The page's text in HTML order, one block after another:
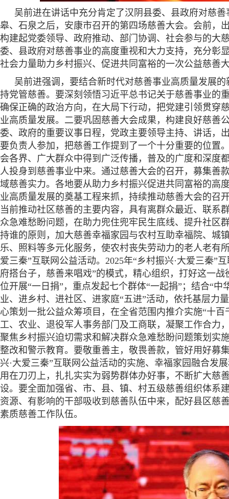
吴前进在讲话中充分肯定了汉阴县委、县政府对慈
皋、石泉之后，安康市召开的第四场慈善大会。会前，
构建起党委领导、政府推动、部门协调、社会参与的大
委、县政府对慈善事业的高度重视和大力支持，充分彰
社会力量助力乡村振兴、促进共同富裕的一次公益慈善
吴前进强调，要结合新时代对慈善事业高质量发展
持党管慈善。要深刻领悟习近平总书记关于慈善事业的
确保正确的政治方向，在大局下行动，把党建引领贯穿
业高质量发展。二要巩固慈善大会成果，构建良好慈善
委、政府的重要议事日程，党政主要领导主持、讲话，
要负责人参加，把慈善工作提到了一个十分重要的位置
会各界、广大群众中得到广泛传播，普及的广度和深度
人投身到慈善事业中来。通过慈善大会的召开，募集善
域慈善实力。各地要从助力乡村振兴促进共同富裕的高
业高质量发展的奠基工程来抓，持续推动慈善大会的召
当前推动社区慈善的主要内容，具有离群众最近、联系
众急难愁盼问题，在助力兜住兜牢民生底线、提升社区
持谁的原则，加大慈善幸福家园与农村互助幸福院、城
乐、照料等多元化服务，使农村丧失劳动力的老人老有
爱三秦”互联网公益活动。2025年“乡村振兴·大爱三秦”
府搭台子，慈善来唱戏”的模式，精心组织，打好这一
位开展“一日捐”，重点发起七个群体“一起捐”；结合“
业、进乡村、进社区、进家庭“五进”活动，依托基层力
心策划一批公益众筹项目，在全省范围内推介实施“十
工、农业、退役军人事务部门及工商联，凝聚工作合力
聚焦乡村振兴迫切需求和解决群众急难愁盼问题策划实
整改和警示教育。要敬重善主，敬畏善款，管好用好募
兴·大爱三秦”互联网公益活动的实施、幸福家园融合发
用在刀刃上，扎扎实实为弱势群体办好事，不断扩大慈
设。要全面加强省、市、县、镇、村五级慈善组织体系
资源、有影响的干部吸收到慈善队伍中来，配好县区慈
素质慈善工作队伍。